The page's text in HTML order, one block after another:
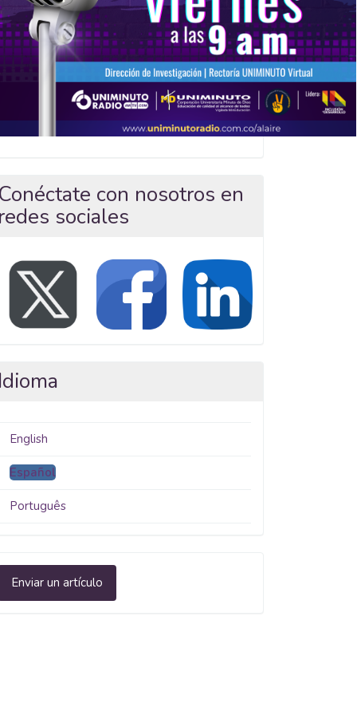
Conéctate con nosotros en
redes sociales
Idioma
English
Español
Português
Enviar un artículo